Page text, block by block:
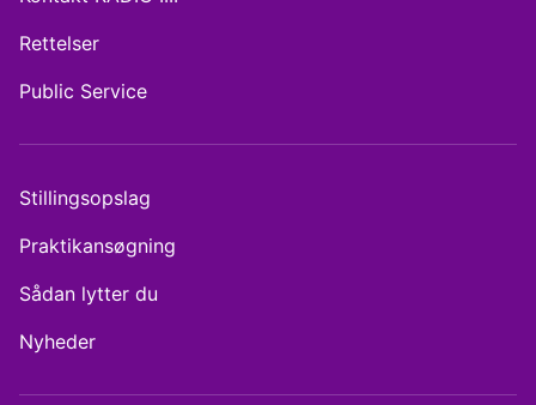
Rettelser
Public Service
Stillingsopslag
Praktikansøgning
Sådan lytter du
Nyheder